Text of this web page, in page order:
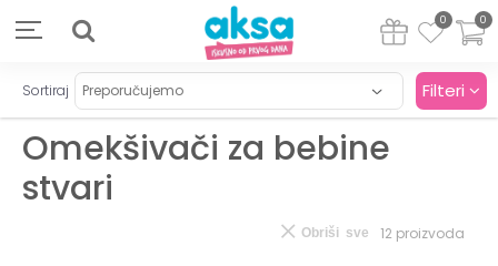
0
0
Omekšivači za bebine
stvari
Sortiraj Filteri
12 proizvoda
Obriši sve